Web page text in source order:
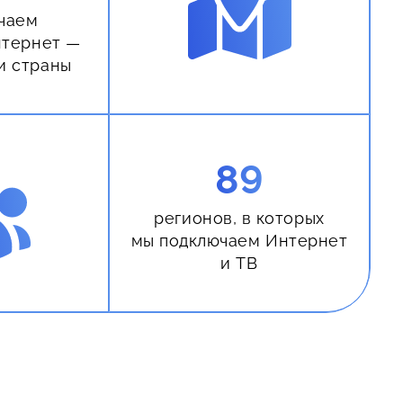
—
страны
89
регионов, в которых
мы подключаем Интернет
и ТВ